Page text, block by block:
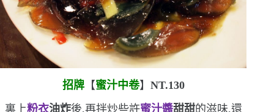
招牌【蜜汁中卷】 NT.130
裏上粉衣油炸後,再拌炒些許蜜汁醬甜甜的滋味,還